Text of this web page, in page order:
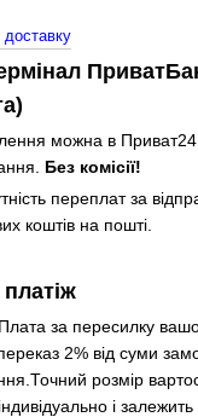
можна в Приват24
Без комісії!
переплат за
коштів на пошті.
за пересилку
2% від суми
розмір
і залежить